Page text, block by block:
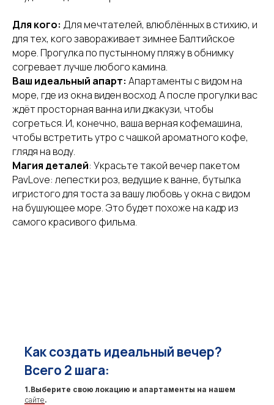
Для кого: Для мечтателей, влюблённых в стихию, и
для тех, кого завораживает зимнее Балтийское
море. Прогулка по пустынному пляжу в обнимку
согревает лучше любого камина.
Ваш идеальный апарт: Апартаменты с видом на
море, где из окна виден восход. А после прогулки вас
ждёт просторная ванна или джакузи, чтобы
согреться. И, конечно, ваша верная кофемашина,
чтобы встретить утро с чашкой ароматного кофе,
глядя на воду.
Магия деталей: Украсьте такой вечер пакетом
PavLove: лепестки роз, ведущие к ванне, бутылка
игристого для тоста за вашу любовь у окна с видом
на бушующее море. Это будет похоже на кадр из
самого красивого фильма.
Как создать идеальный вечер?
Всего 2 шага:
1.Выберите свою локацию и апартаменты на нашем
сайте.